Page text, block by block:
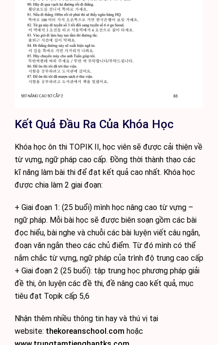
Kết Quả Đầu Ra Của Khóa Học
Khóa học ôn thi TOPIK II, học viên sẽ được cải thiện về
từ vựng, ngữ pháp cao cấp. Đồng thời thành thạo các
kĩ năng làm bài thi để đạt kết quả cao nhất. Khóa học
được chia làm 2 giai đoạn:
+ Giai đoạn 1: (25 buổi) mình học nâng cao từ vựng –
ngữ pháp. Mỗi bài học sẽ được biên soạn gồm các bài
đọc hiểu, bài nghe và chuỗi các bài luyện viết câu ngắn,
đoạn văn ngắn theo các chủ điểm. Từ đó mình có thể
nắm chắc từ vựng, ngữ pháp của trình độ trung cao cấp
+ Giai đoạn 2 (25 buổi): tập trung học phương pháp giải
đề thi, ôn luyện các đề thi, đề nâng cao kết quả, mục
tiêu đạt Topik cấp 5,6
Nhận thêm nhiều thông tin hay và thú vị tại
website: thekoreanschool.com hoặc